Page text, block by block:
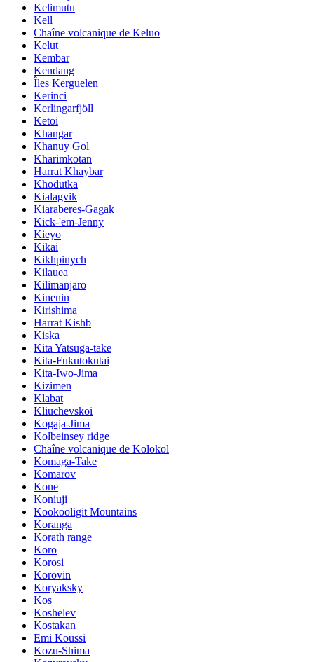
Kelimutu
Kell
Chaîne volcanique de Keluo
Kelut
Kembar
Kendang
Îles Kerguelen
Kerinci
Kerlingarfjöll
Ketoi
Khangar
Khanuy Gol
Kharimkotan
Harrat Khaybar
Khodutka
Kialagvik
Kiaraberes-Gagak
Kick-'em-Jenny
Kieyo
Kikai
Kikhpinych
Kilauea
Kilimanjaro
Kinenin
Kirishima
Harrat Kishb
Kiska
Kita Yatsuga-take
Kita-Fukutokutai
Kita-Iwo-Jima
Kizimen
Klabat
Kliuchevskoi
Kogaja-Jima
Kolbeinsey ridge
Chaîne volcanique de Kolokol
Komaga-Take
Komarov
Kone
Koniuji
Kookooligit Mountains
Koranga
Korath range
Koro
Korosi
Korovin
Koryaksky
Kos
Koshelev
Kostakan
Emi Koussi
Kozu-Shima